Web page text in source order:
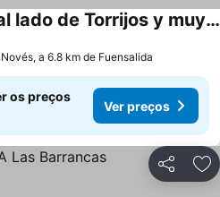
Casa Las Fatiguitas al lado de Torrijos y muy cerca de Toledo y de Puy du Fou
Novés, a 6.8 km de Fuensalida
os preços
Ver preços
Partilhar